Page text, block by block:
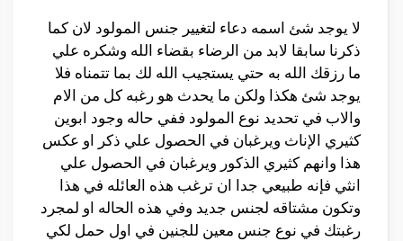
لا يوجد شئ اسمه دعاء لتغيير جنس المولود لان كما
ذكرنا سابقا لابد من الرضاء بقضاء الله وشكره علي
ما رزقك الله به حتي يستجيب الله لك بما تتمناه فلا
يوجد شئ هكذا ولكن ما يحدث هو رغبه كل من الام
والاب في تحديد نوع المولود ففي حاله وجود ابوين
كثيري الإناث ويرغبان في الحصول علي ذكر او عكس
هذا وانهم كثيري الذكور ويرغبان في الحصول علي
انثي فإنه طبيعي جدا ان ترغب هذه العائله في هذا
وتكون مشتاقه لجنس جديد وفي هذه الحاله او لمجرد
رغبتك في نوع جنس معين للجنين في اول حمل لكي